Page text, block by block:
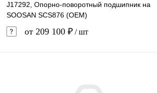
J17292, Опорно-поворотный подшипник на
SOOSAN SCS876 (OEM)
от 209 100 ₽ / шт